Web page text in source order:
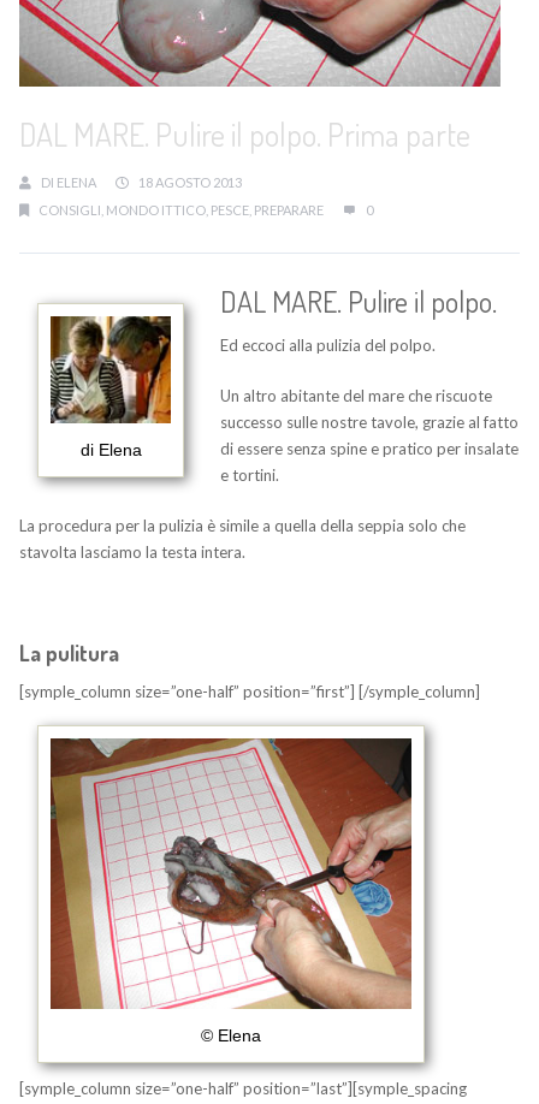
DAL MARE. Pulire il polpo. Prima parte
DI ELENA
18 AGOSTO 2013
CONSIGLI MONDO ITTICO PESCE PREPARARE 0
di Elena
DAL MARE. Pulire il polpo.
Ed eccoci alla pulizia del polpo.
Un altro abitante del mare che riscuote
successo sulle nostre tavole, grazie al fatto
di essere senza spine e pratico per insalate
e tortini.
La procedura per la pulizia è simile a quella della seppia solo che
stavolta lasciamo la testa intera.
La pulitura
[symple_column size=”one-half” position=”first”]
© Elena
[/symple_column]
[symple_column size=”one-half” position=”last”][symple_spacing